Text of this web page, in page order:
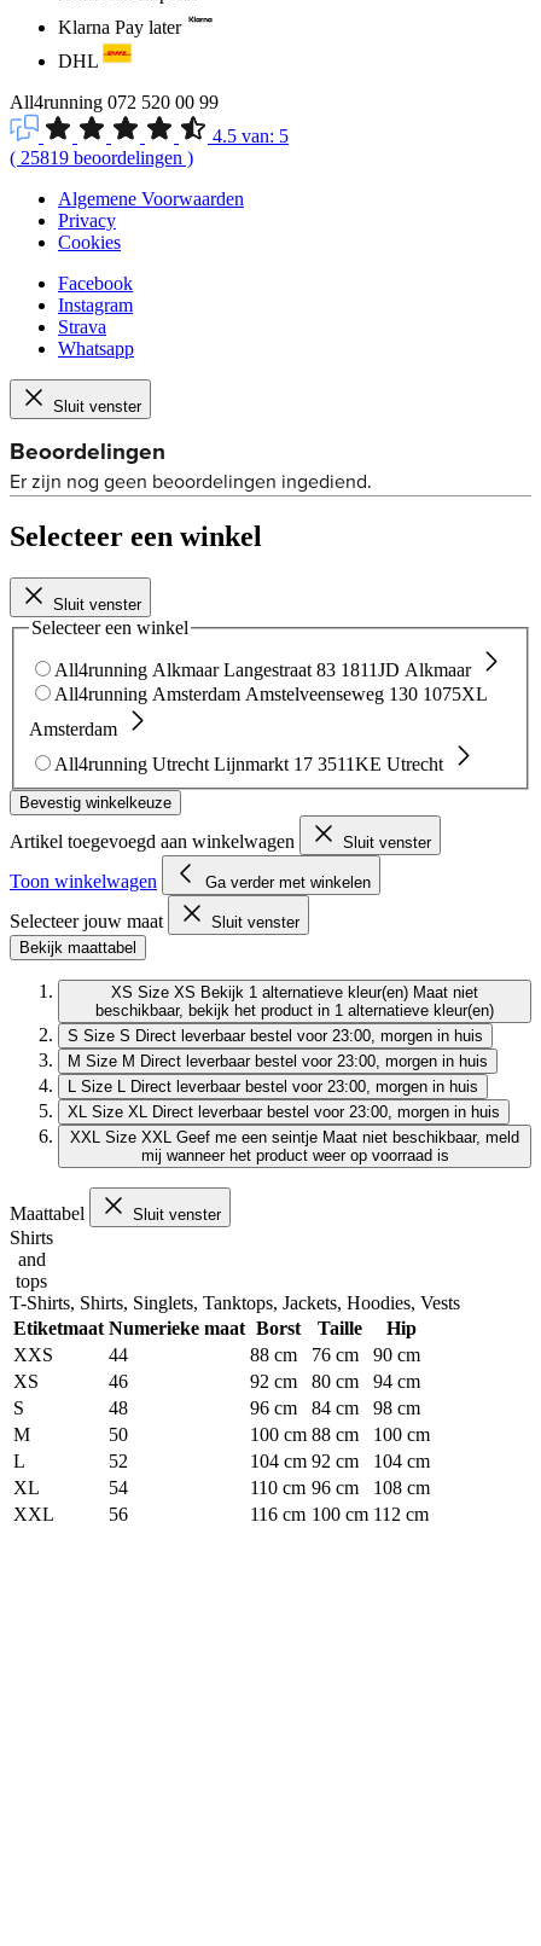
Klarna Pay later
DHL
All4running 072 520 00 99
4.5 van: 5
( 25819 beoordelingen )
Algemene Voorwaarden
Privacy
Cookies
Facebook
Instagram
Strava
Whatsapp
Sluit venster
Selecteer een winkel
Sluit venster
Selecteer een winkel
All4running Alkmaar Langestraat 83 1811JD Alkmaar
All4running Amsterdam Amstelveenseweg 130 1075XL
Amsterdam
All4running Utrecht Lijnmarkt 17 3511KE Utrecht
Bevestig winkelkeuze
Artikel toegevoegd aan winkelwagen Sluit venster
Toon winkelwagen Ga verder met winkelen
Selecteer jouw maat
Sluit venster
Bekijk maattabel
XS Size XS Bekijk 1 alternatieve kleur(en) Maat niet
beschikbaar, bekijk het product in 1 alternatieve kleur(en)
S Size S Direct leverbaar bestel voor 23:00, morgen in huis
M Size M Direct leverbaar bestel voor 23:00, morgen in huis
L Size L Direct leverbaar bestel voor 23:00, morgen in huis
XL Size XL Direct leverbaar bestel voor 23:00, morgen in huis
XXL Size XXL Geef me een seintje Maat niet beschikbaar, meld
mij wanneer het product weer op voorraad is
Maattabel Sluit venster
Shirts
and
tops
T-Shirts, Shirts, Singlets, Tanktops, Jackets, Hoodies, Vests
Etiketmaat Numerieke maat Borst Taille
Hip
XXS
44 88 cm 76 cm
90 cm
XS
46 92 cm 80 cm
94 cm
S
48 96 cm 84 cm
98 cm
M
50 100 cm 88 cm
100 cm
L
52 104 cm 92 cm
104 cm
XL
54 110 cm 96 cm
108 cm
XXL
56 116 cm 100 cm 112 cm